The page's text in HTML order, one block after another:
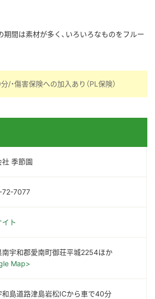
期間は素材が多く、いろいろなものをフルー
/・傷害保険への加入あり（PL保険）
社 季節園
7077
ト
南宇和郡愛南町御荘平城2254ほか
Map>
和島道路津島岩松ICから車で40分